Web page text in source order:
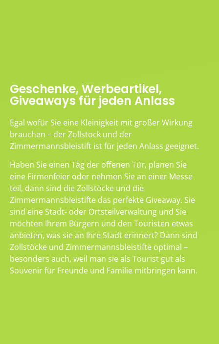
Geschenke, Werbeartikel,
Giveaways für jeden Anlass
Egal wofür Sie eine Kleinigkeit mit großer Wirkung
brauchen – der Zollstock und der
Zimmermannsbleistift ist für jeden Anlass geeignet.
Haben Sie einen Tag der offenen Tür, planen Sie
eine Firmenfeier oder nehmen Sie an einer Messe
teil, dann sind die Zollstöcke und die
Zimmermannsbleistifte das perfekte Giveaway. Sie
sind eine Stadt- oder Ortsteilverwaltung und Sie
möchten Ihrem Bürgern und den Touristen etwas
anbieten, was sie an Ihre Stadt erinnert? Dann sind
Zollstöcke und Zimmermannsbleistifte optimal –
besonders auch, weil man sie als Tourist gut als
Souvenir für Freunde und Familie mitbringen kann.